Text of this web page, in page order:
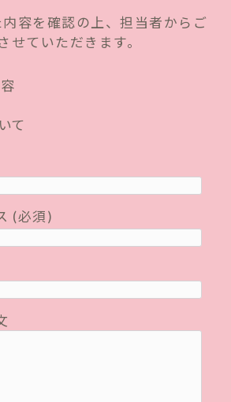
容を確認の上、担当者からご
せていただきます。
て
(必須)